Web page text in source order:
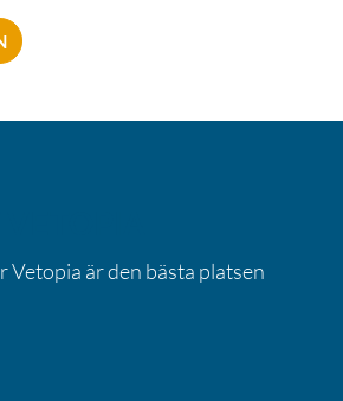
Vetopia är den bästa platsen